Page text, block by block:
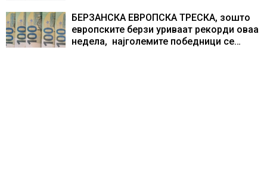
БЕРЗАНСКА ЕВРОПСКА ТРЕСКА, зошто
европските берзи уриваат рекорди оваа
недела, најголемите победници се